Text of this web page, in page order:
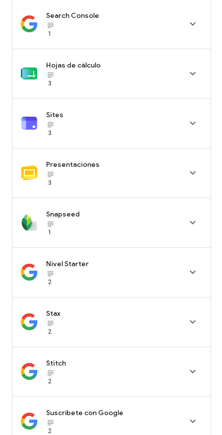
Search Console
subject_black
1

Hojas de cálculo
subject_black
3

Sites
subject_black
3

Presentaciones
subject_black
3

Snapseed
subject_black
1

Nivel Starter
subject_black
2

Stax
subject_black
2

Stitch
subject_black
2

Suscríbete con Google
subject_black
2
